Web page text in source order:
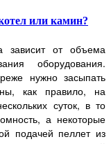
или камин?
зависит от объема
оборудования.
нужно засыпать
как правило, на
суток, в то
а некоторые
подачей пеллет из